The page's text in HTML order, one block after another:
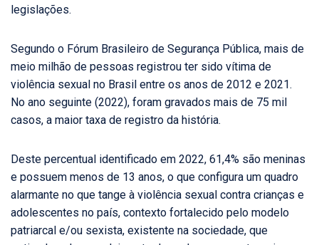
legislações.
Segundo o Fórum Brasileiro de Segurança Pública, mais de
meio milhão de pessoas registrou ter sido vítima de
violência sexual no Brasil entre os anos de 2012 e 2021.
No ano seguinte (2022), foram gravados mais de 75 mil
casos, a maior taxa de registro da história.
Deste percentual identificado em 2022, 61,4% são meninas
e possuem menos de 13 anos, o que configura um quadro
alarmante no que tange à violência sexual contra crianças e
adolescentes no país, contexto fortalecido pelo modelo
patriarcal e/ou sexista, existente na sociedade, que